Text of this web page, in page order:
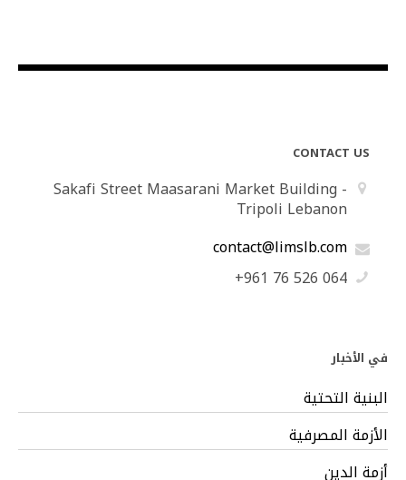
CONTACT US
Sakafi Street Maasarani Market Building -
Tripoli Lebanon
contact@limslb.com
+961 76 526 064
في الأخبار
البنية التحتية
الأزمة المصرفية
أزمة الدين